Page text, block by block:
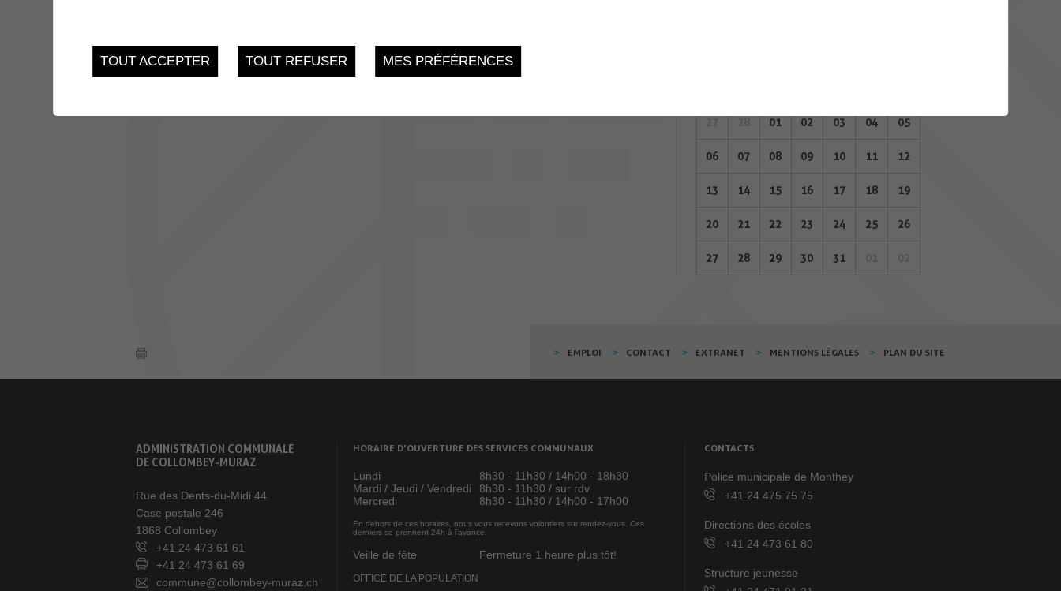
25
Salle des Perraires - Collombey-
Muraz
du 17.03.2023 au 25.03.2023
01 02 03 04 05
06 07 08 09 10 11 12
13 14 15 16 17 18 19
20 21 22 23 24 25 26
27 28 29 30 31
EMPLOI CONTACT EXTRANET MENTIONS LÉGALES PLAN DU SITE
ADMINISTRATION COMMUNALE
DE COLLOMBEY-MURAZ
Rue des Dents-du-Midi 44
Case postale 246
1868 Collombey
+41 24 473 61 61
+41 24 473 61 69
commune@collombey-muraz.ch
HORAIRE D’OUVERTURE DES SERVICES COMMUNAUX
Lundi
8h30 - 11h30 / 14h00 - 18h30
Mardi / Jeudi / Vendredi
8h30 - 11h30 / sur rdv
Mercredi
8h30 - 11h30 / 14h00 - 17h00
En dehors de ces horaires, nous vous recevons volontiers sur rendez-vous. Ces
derniers se prennent 24h à l’avance.
Veille de fête Fermeture 1 heure plus tôt!
OFFICE DE LA POPULATION
CONTACTS
Police municipale de Monthey
+41 24 475 75 75
Directions des écoles
+41 24 473 61 80
Structure jeunesse
TOUT ACCEPTER TOUT REFUSER MES PRÉFÉRENCES